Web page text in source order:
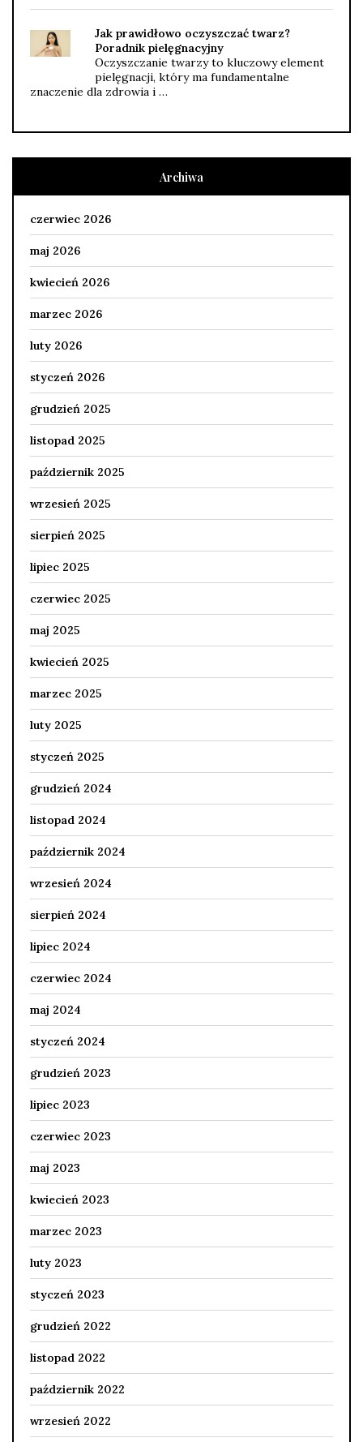
Jak prawidłowo oczyszczać twarz?
Poradnik pielęgnacyjny
Oczyszczanie twarzy to kluczowy element
pielęgnacji, który ma fundamentalne
znaczenie dla zdrowia i …
Archiwa
czerwiec 2026
maj 2026
kwiecień 2026
marzec 2026
luty 2026
styczeń 2026
grudzień 2025
listopad 2025
październik 2025
wrzesień 2025
sierpień 2025
lipiec 2025
czerwiec 2025
maj 2025
kwiecień 2025
marzec 2025
luty 2025
styczeń 2025
grudzień 2024
listopad 2024
październik 2024
wrzesień 2024
sierpień 2024
lipiec 2024
czerwiec 2024
maj 2024
styczeń 2024
grudzień 2023
lipiec 2023
czerwiec 2023
maj 2023
kwiecień 2023
marzec 2023
luty 2023
styczeń 2023
grudzień 2022
listopad 2022
październik 2022
wrzesień 2022